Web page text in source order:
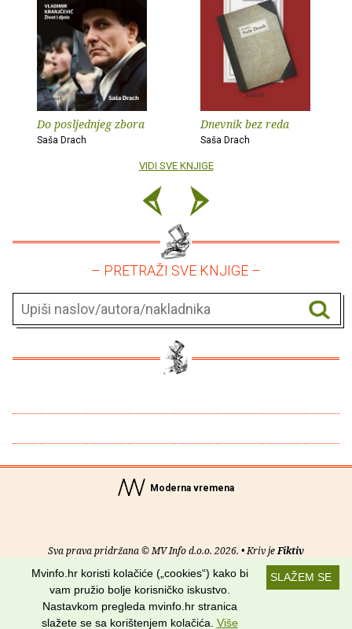
Do posljednjeg zbora
Saša Drach
Dnevnik bez reda
Saša Drach
VIDI SVE KNJIGE
– PRETRAŽI SVE KNJIGE –
Moderna vremena
Sva prava pridržana © MV Info d.o.o. 2026. • Kriv jeFiktiv
Uvjeti korištenja RSS kanali
Potraži nas na:
SLAŽEM SE
Mvinfo.hr koristi kolačiće („cookies“) kako bi
vam pružio bolje korisničko iskustvo.
Nastavkom pregleda mvinfo.hr stranica
slažete se sa korištenjem kolačića. Više